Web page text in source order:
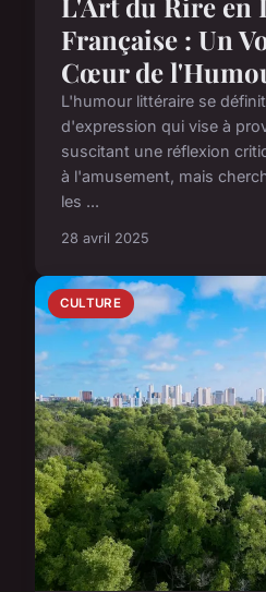
Française : Un
Cœur de
L'humour littéraire se
d'expression qui vise à
suscitant une réflexion
à l'amusement, mais
les ...
28 avril 2025
CULTURE